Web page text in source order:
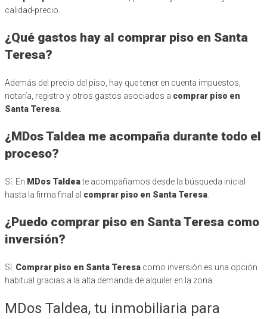
calidad-precio.
¿Qué gastos hay al comprar piso en Santa
Teresa?
Además del precio del piso, hay que tener en cuenta impuestos,
notaría, registro y otros gastos asociados a comprar piso en
Santa Teresa
¿MDos Taldea me acompaña durante todo el
proceso?
Sí. En MDos Taldeate acompañamos desde la búsqueda inicial
hasta la firma final al comprar piso en Santa Teresa
¿Puedo comprar piso en Santa Teresa como
inversión?
Sí. Comprar piso en Santa Teresa como inversión es una opción
habitual gracias a la alta demanda de alquiler en la zona.
MDos Taldea, tu inmobiliaria para